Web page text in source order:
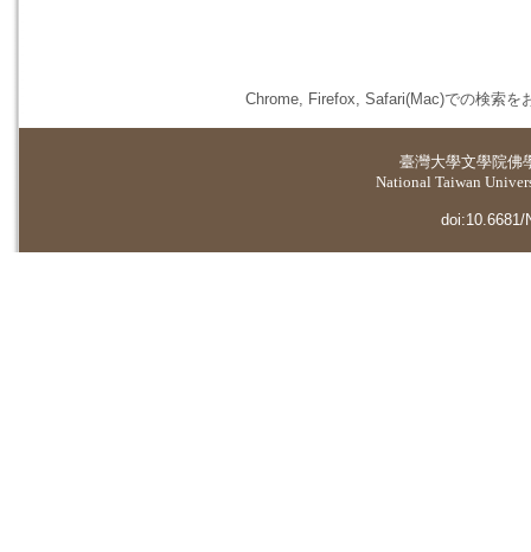
Chrome, Firefox, Safari(Mac)での検索を
臺灣大學文學院佛
National Taiwan
doi:10.6681/